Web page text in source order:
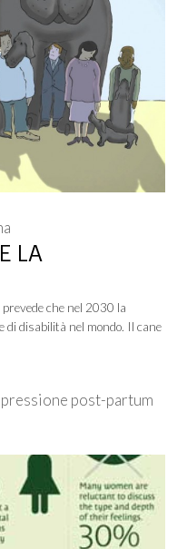
LA
che nel 2030 la
di disabilità nel mondo. Il cane
post-partum